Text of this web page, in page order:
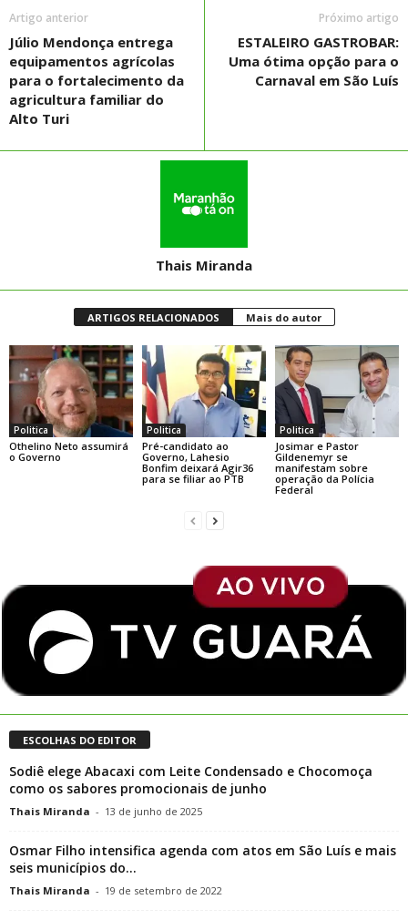
Artigo anterior
Júlio Mendonça entrega
equipamentos agrícolas
para o fortalecimento da
agricultura familiar do
Alto Turi
Próximo artigo
ESTALEIRO GASTROBAR:
Uma ótima opção para o
Carnaval em São Luís
Thais Miranda
ARTIGOS RELACIONADOS Mais do autor
Politica
Othelino Neto assumirá
o Governo
Politica
Pré-candidato ao
Governo, Lahesio
Bonfim deixará Agir36
para se filiar ao PTB
Politica
Josimar e Pastor
Gildenemyr se
manifestam sobre
operação da Polícia
Federal
ESCOLHAS DO EDITOR
Sodiê elege Abacaxi com Leite Condensado e Chocomoça
como os sabores promocionais de junho
Thais Miranda - 13 de junho de 2025
Osmar Filho intensifica agenda com atos em São Luís e mais
seis municípios do...
Thais Miranda - 19 de setembro de 2022